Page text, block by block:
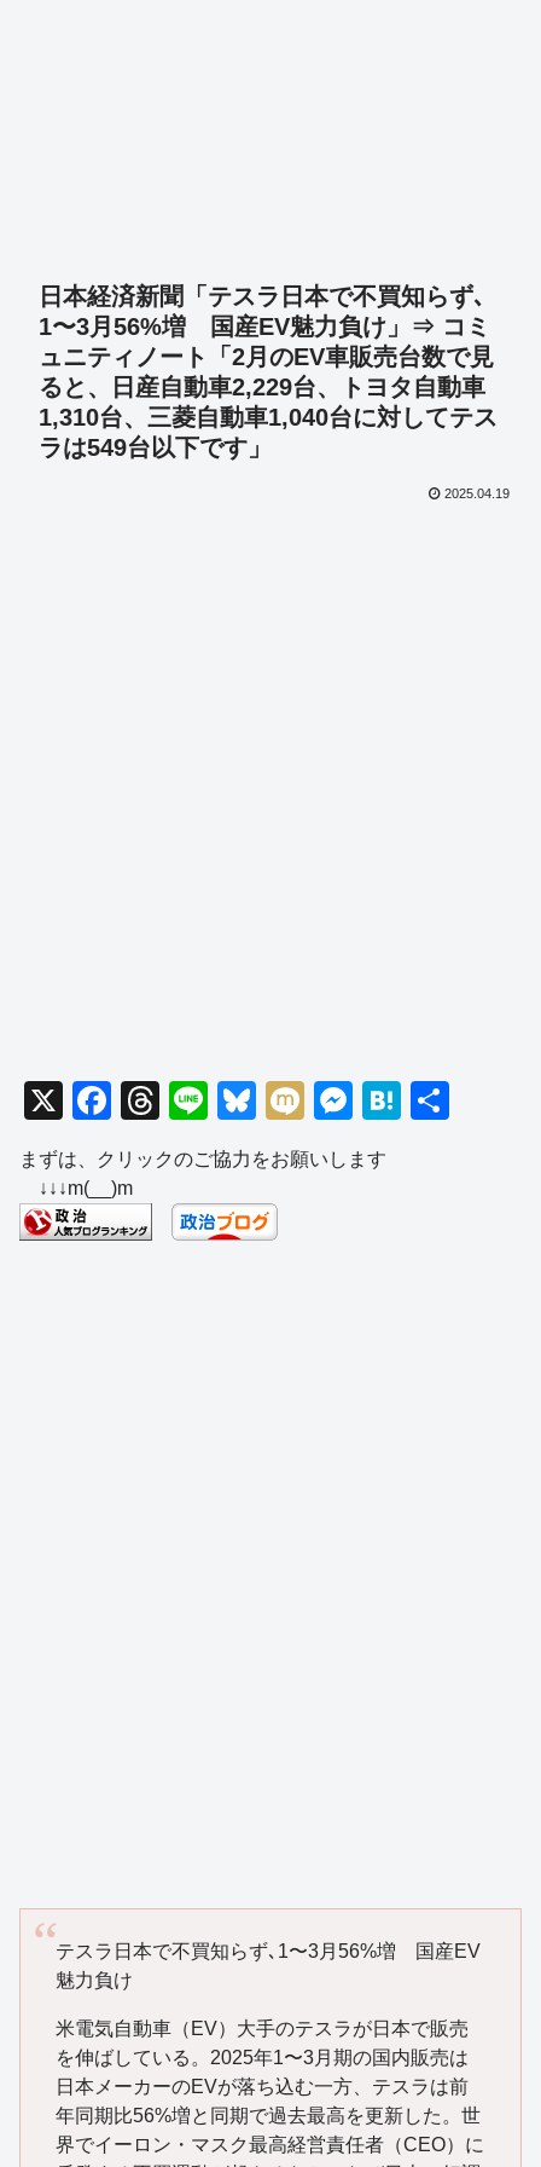
日本経済新聞「テスラ日本で不買知らず､
1〜3月56%増 国産EV魅力負け」⇒ コミ
ュニティノート「2月のEV車販売台数で見
ると、日産自動車2,229台、トヨタ自動車
1,310台、三菱自動車1,040台に対してテス
ラは549台以下です」
2025.04.19
X
F
a
c
e
b
T
hr
e
a
d
Li
n
e
Bl
u
e
sk
y
M
ixi
M
e
ss
H
まずは、クリックのご協力をお願いします
↓↓↓m(__)m
テスラ日本で不買知らず､1〜3月56%増 国産EV
魅力負け
米電気自動車（EV）大手のテスラが日本で販売
を伸ばしている。2025年1〜3月期の国内販売は
日本メーカーのEVが落ち込む一方、テスラは前
年同期比56%増と同期で過去最高を更新した。世
界でイーロン・マスク最高経営責任者（CEO）に